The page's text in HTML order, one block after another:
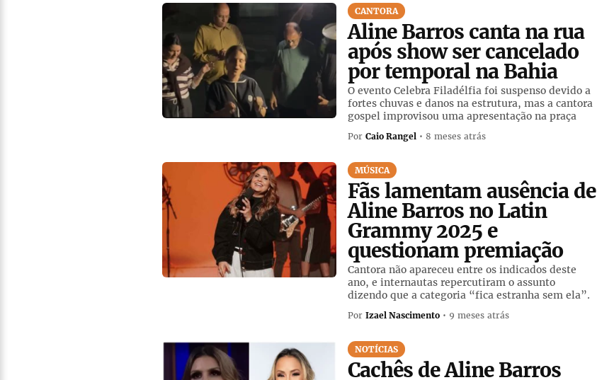
CANTORA
Aline Barros canta na rua
após show ser cancelado
por temporal na Bahia
O evento Celebra Filadélfia foi suspenso devido a
fortes chuvas e danos na estrutura, mas a cantora
gospel improvisou uma apresentação na praça
PorCaio Rangel • 8 meses atrás
MÚSICA
Fãs lamentam ausência de
Aline Barros no Latin
Grammy 2025 e
questionam premiação
Cantora não apareceu entre os indicados deste
ano, e internautas repercutiram o assunto
dizendo que a categoria “fica estranha sem ela”.
PorIzael Nascimento • 9 meses atrás
NOTÍCIAS
Cachês de Aline Barros